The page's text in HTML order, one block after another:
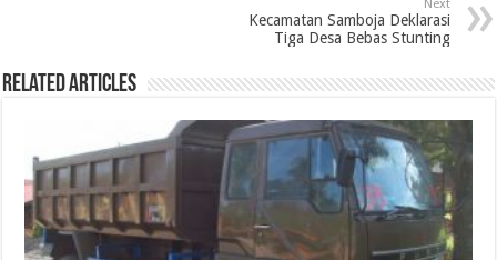
Next
Kecamatan Samboja Deklarasi
Tiga Desa Bebas Stunting
Related Articles